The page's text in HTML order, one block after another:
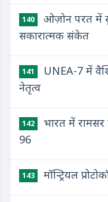
140
ओज़ोन परत में
सकारात्मक संकेत
141
UNEA-7 में
नेतृत्व
142
भारत में
96
143 मॉन्ट्रियल